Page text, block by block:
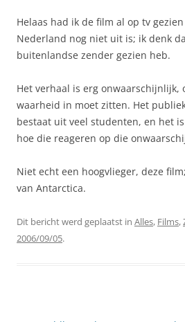
Helaas had ik de film al op tv
Nederland nog niet uit is; ik denk
buitenlandse zender gezien heb.
Het verhaal is erg onwaarschijnlijk,
waarheid in moet zitten. Het
bestaat uit veel studenten, en het
hoe die reageren op die
Niet echt een hoogvlieger, deze
van Antarctica.
Dit bericht werd geplaatst in Alles, Films,
2006/09/05.